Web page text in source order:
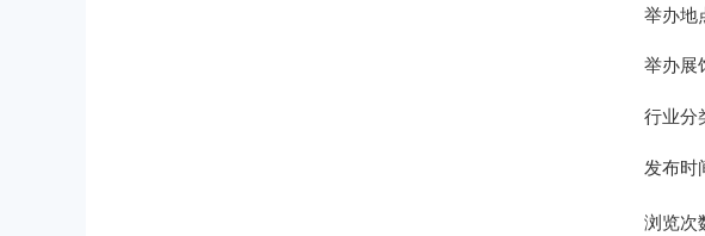
举办地
举办展
行业分
发布时
浏览次